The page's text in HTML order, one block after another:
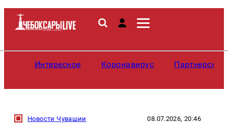
Интересное Коронавирус
Новости Чувашии 08.07.2026, 20:46